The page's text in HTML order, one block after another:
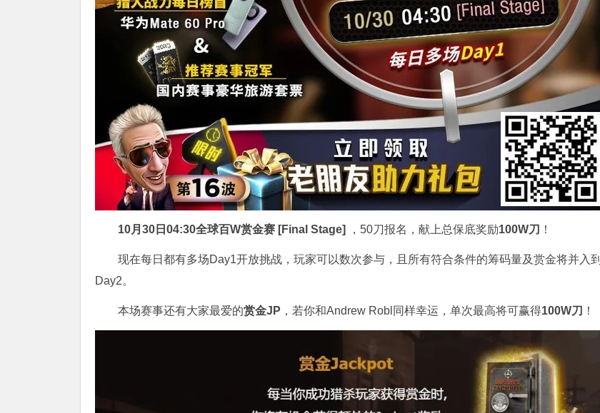
10月30日04:30全球百W赏金赛 [Final Stage] ，50刀报名，献上总保底奖励100W刀 ！
现在每日都有多场Day1开放挑战，玩家可以数次参与，且所有符合条件的筹码量及赏金将并入到
Day2。
本场赛事还有大家最爱的赏金JP ，若你和Andrew Robl同样幸运，单次最高将可赢得100W刀 ！